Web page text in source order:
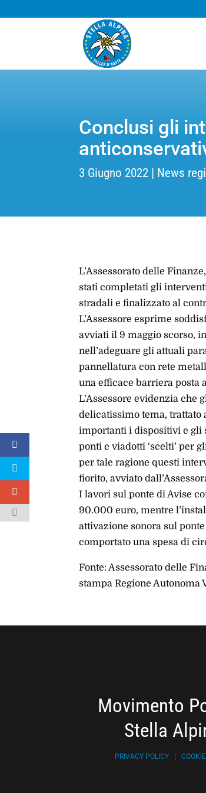
Conclusi gli
3 Giugno 2022 News
L’Assessorato delle
stati completati gli
stradali e finalizzato al
L’Assessore esprime
avviati il 9 maggio scorso,
nell’adeguare gli attuali
pannellatura con rete
una efficace barriera posta
L’Assessore evidenzia
delicatissimo tema, trattato
importanti i dispositivi e gli
ponti e viadotti ‘scelti’ per
per tale ragione questi
fiorito, avviato
I lavori sul ponte di Avise
90.000 euro, mentre
attivazione sonora sul
comportato una spesa di
Fonte: Assessorato delle
stampa Regione Autonoma
Movimento
Stella
PRIVACY POLICY|